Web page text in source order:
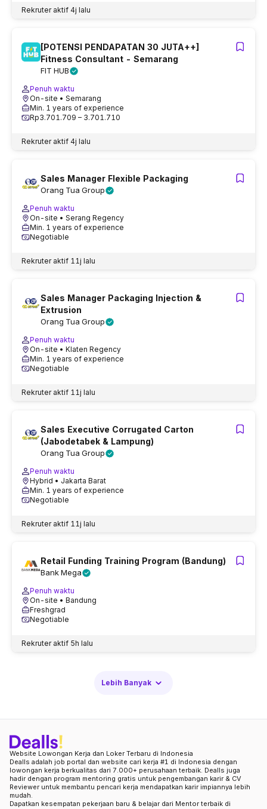
Rekruter aktif 4j lalu
[POTENSI PENDAPATAN 30 JUTA++]
Fitness Consultant - Semarang
FIT HUB
Penuh waktu
On-site • Semarang
Min. 1 years of experience
Rp3.701.709 – 3.701.710
Rekruter aktif 4j lalu
Sales Manager Flexible Packaging
Orang Tua Group
Penuh waktu
On-site • Serang Regency
Min. 1 years of experience
Negotiable
Rekruter aktif 11j lalu
Sales Manager Packaging Injection &
Extrusion
Orang Tua Group
Penuh waktu
On-site • Klaten Regency
Min. 1 years of experience
Negotiable
Rekruter aktif 11j lalu
Sales Executive Corrugated Carton
(Jabodetabek & Lampung)
Orang Tua Group
Penuh waktu
Hybrid • Jakarta Barat
Min. 1 years of experience
Negotiable
Rekruter aktif 11j lalu
Retail Funding Training Program (Bandung)
Bank Mega
Penuh waktu
On-site • Bandung
Freshgrad
Negotiable
Rekruter aktif 5h lalu
Lebih Banyak
Website Lowongan Kerja dan Loker Terbaru di Indonesia
Dealls adalah job portal dan website cari kerja #1 di Indonesia dengan
lowongan kerja berkualitas dari 7.000+ perusahaan terbaik. Dealls juga
hadir dengan program mentoring gratis untuk pengembangan karir & CV
Reviewer untuk membantu pencari kerja mendapatkan karir impiannya lebih
mudah.
Dapatkan kesempatan pekerjaan baru & belajar dari Mentor terbaik di